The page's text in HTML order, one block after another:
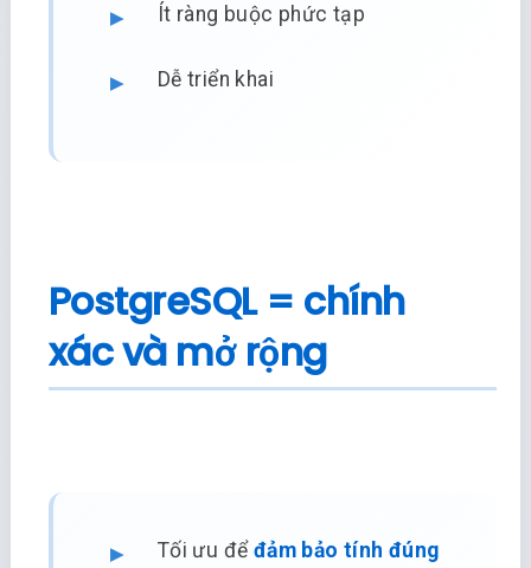
Ít ràng buộc phức tạp
Dễ triển khai
PostgreSQL = chính
xác và mở rộng
Tối ưu để đảm bảo tính đúng